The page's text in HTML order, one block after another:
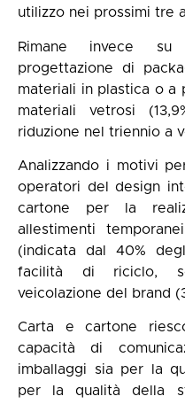
utilizzo nei prossimi tre
Rimane invece
progettazione di
materiali in plastica o a
materiali vetrosi
riduzione nel triennio a
Analizzando i motivi
operatori del design
cartone per la
allestimenti
(indicata dal 40%
facilità di riciclo,
veicolazione del brand
Carta e cartone
capacità di
imballaggi sia per la
per la qualità della